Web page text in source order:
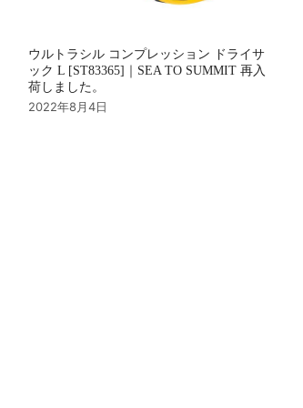
ウルトラシル コンプレッション ドライサ
ック L [ST83365]｜SEA TO SUMMIT 再入
荷しました。
2022年8月4日